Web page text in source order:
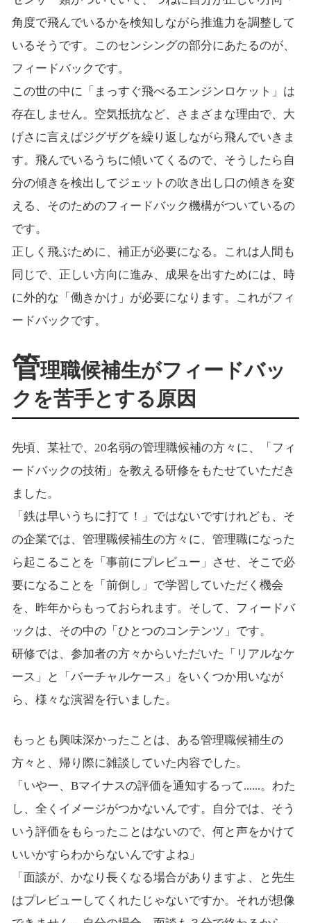
角度で飛んでいるかを検知しながら推進力を調整して
いるそうです。このセンシングの部分にあたるのが、
フィードバックです。
この世の中に「まっすぐ飛べるエンジンロケット」は
存在しません。空気抵抗など、さまざまな理由で、大
げさに言えばジグザグを繰り返しながら飛んでいきま
す。飛んでいるうちに傾いてくるので、そうしたら自
分の傾きを検出してジェットの吹き出し口の傾きを変
える、そのためのフィードバック機構がついているの
です。
正しく飛ぶために、補正が必要になる。これは人間も
同じで、正しい方向に進み、成果を出すためには、時
に外的な「働きかけ」が必要になります。これがフィ
ードバックです。
管理職候補生がフィードバッ
クを苦手とする原因
先頃、某社で、20名弱の管理職候補の方々に、「フィ
ードバックの技術」を教える研修をもたせていただき
ました。
「鉄は早いうちに打て！」ではないですけれども、そ
の企業では、管理職候補生の方々に、管理職になった
ら起こることを「事前にプレビュー」させ、そこで必
要になることを「前倒し」で学習していただく機会
を、昨年からもっておられます。そして、フィードバ
ックは、その中の「ひとつのコンテンツ」です。
研修では、参加者の方々からいただいた「リアルなケ
ース」と「バーチャルケース」をいくつか用いなが
ら、様々な演習を行いました。
もっとも興味深かったことは、ある管理職候補生の
方々と、帰り際に雑談していた内容でした。
「いやー、Bマイナスの評価を通知するって......。わた
し、全くイメージがつかないんです。自分では、そう
いう評価をもらったことはないので、何と声をかけて
いいかすらわからないんですよね」
「面談が、かなり長くなる場合がありますよ、と先生
はプレビューしてくれたじゃないですか。それが想像